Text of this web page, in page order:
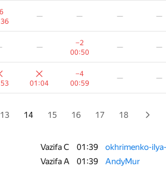
— — — —
—
−2
00:50
— —
01:04
−4
00:59
— —
−6
01:25
— —
—
−6
—
13 14 15 16 17 18
Vazifa C 01:39
okhrimenko-
Vazifa A 01:39 AndyMur